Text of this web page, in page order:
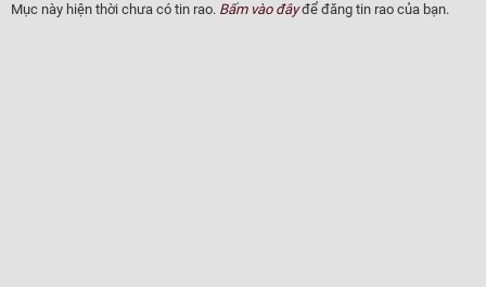
Mục này hiện thời chưa có tin rao. Bấm vào đâyđể đăng tin rao của bạn.